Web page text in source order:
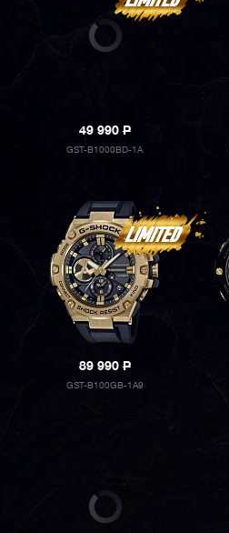
49 990P
GST-B1000BD-1A
89 990P
GST-B100GB-1A9